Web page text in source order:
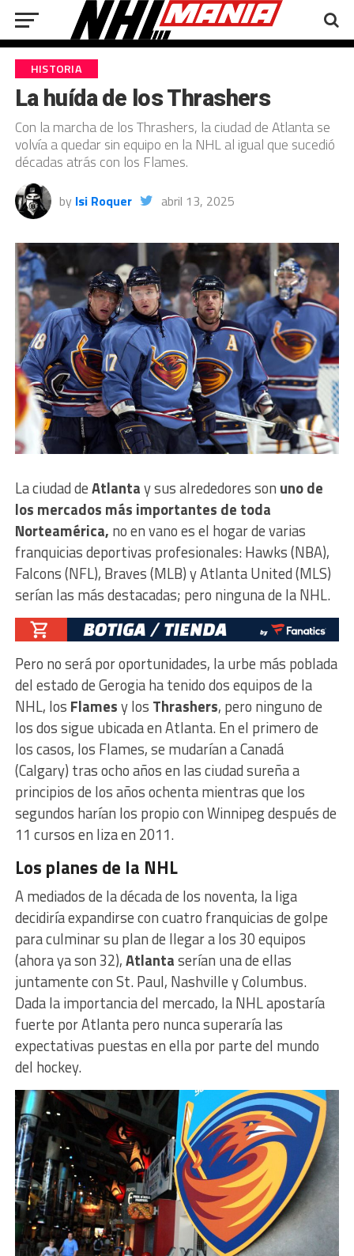
HISTORIA
La huída de los Thrashers
Con la marcha de los Thrashers, la ciudad de Atlanta se
volvía a quedar sin equipo en la NHL al igual que sucedió
décadas atrás con los Flames.
by Isi Roquer abril 13, 2025
La ciudad deAtlantay sus alrededores son uno de
los mercados más importantes de toda
Norteamérica, no en vano es el hogar de varias
franquicias deportivas profesionales: Hawks (NBA),
Falcons (NFL), Braves (MLB) y Atlanta United (MLS)
serían las más destacadas; pero ninguna de la NHL.
Pero no será por oportunidades, la urbe más poblada
del estado de Gerogia ha tenido dos equipos de la
NHL, los Flamesy los Thrashers, pero ninguno de
los dos sigue ubicada en Atlanta. En el primero de
los casos, los Flames, se mudarían a Canadá
(Calgary) tras ocho años en las ciudad sureña a
principios de los años ochenta mientras que los
segundos harían los propio con Winnipeg después de
11 cursos en liza en 2011.
Los planes de la NHL
A mediados de la década de los noventa, la liga
decidiría expandirse con cuatro franquicias de golpe
para culminar su plan de llegar a los 30 equipos
(ahora ya son 32),Atlantaserían una de ellas
juntamente con St. Paul, Nashville y Columbus.
Dada la importancia del mercado, la NHL apostaría
fuerte por Atlanta pero nunca superaría las
expectativas puestas en ella por parte del mundo
del hockey.